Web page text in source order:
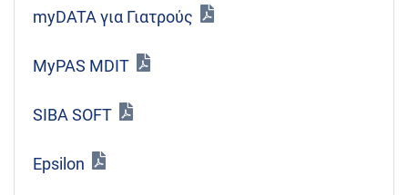
myDATA για Γιατρούς
MyPAS MDIT
SIBA SOFT
Epsilon